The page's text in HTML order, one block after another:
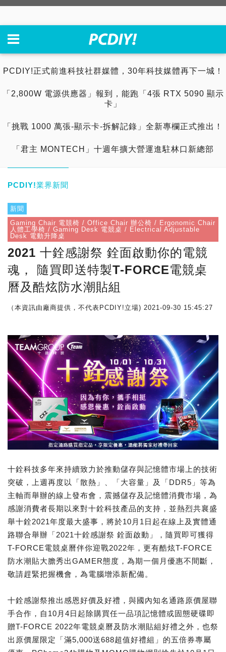
PCDIY!正式前進科技社群媒體，30年科技媒體再下一城！
「2,800W 電源供應器」報到，能跑「4張 RTX 5090 顯示
卡」
「挑戰 1000 萬張-顯示卡-拆解記錄」全新專欄正式推出！
「君主 MONTECH」十週年擴大營運進駐林口新總部
PCDIY!業界新聞
新聞
Gaming Chair 電競椅 / Office Chair 辦公椅 / Ergonomic Chair
人體工學椅 / Gaming Desk 電競桌 / Electrical Adjustable
Desk 電動升降桌
2021 十銓感謝祭 銓面啟動你的電競
魂， 隨買即送特製T-FORCE電競桌
曆及酷炫防水潮貼組
（本資訊由廠商提供，不代表PCDIY!立場) 2021-09-30 15:45:27
十銓科技多年來持續致力於推動儲存與記憶體市場上的技術
突破，上週再度以「散熱」、「大容量」及「DDR5」等為
主軸而舉辦的線上發布會，震撼儲存及記憶體消費市場，為
感謝消費者長期以來對十銓科技產品的支持，並熱烈共襄盛
舉十銓2021年度最大盛事，將於10月1日起在線上及實體通
路聯合舉辦「2021十銓感謝祭 銓面啟動」，隨買即可獲得
T-FORCE電競桌曆伴你迎戰2022年，更有酷炫T-FORCE
防水潮貼大膽秀出GAMER態度，為期一個月優惠不間斷，
敬請趕緊把握機會，為電腦增添新配備。
十銓感謝祭推出感恩好價及好禮，與國內知名通路原價屋聯
手合作，自10月4日起除購買任一品項記憶體或固態硬碟即
贈T-FORCE 2022年電競桌曆及防水潮貼組好禮之外，也祭
出原價屋限定「滿5,000送688超值好禮組」的五倍券專屬